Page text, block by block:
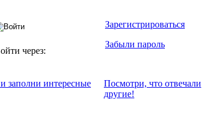
через:
Зарегистрироваться
Забыли пароль
заполни интересные
Посмотри, что отвeчали
другие!